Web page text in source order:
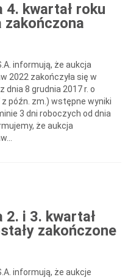
kwartał roku
zakończona
informują, że aukcja
2022 zakończyła się w
dnia 8 grudnia 2017 r. o
z późn. zm.) wstępne wyniki
3 dni roboczych od dnia
że aukcja
i 3. kwartał
zakończone
informują, że aukcje